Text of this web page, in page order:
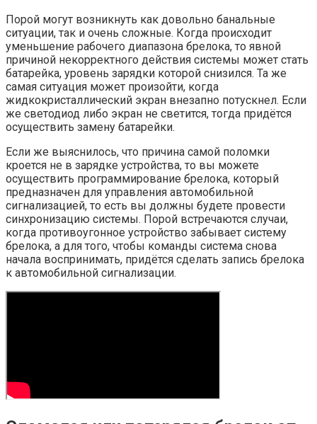
Порой могут возникнуть как довольно банальные
ситуации, так и очень сложные. Когда происходит
уменьшение рабочего диапазона брелока, то явной
причиной некорректного действия системы может стать
батарейка, уровень зарядки которой снизился. Та же
самая ситуация может произойти, когда
жидкокристаллический экран внезапно потускнел. Если
же светодиод либо экран не светится, тогда придётся
осуществить замену батарейки.
Если же выяснилось, что причина самой поломки
кроется не в зарядке устройства, то вы можете
осуществить программирование брелока, который
предназначен для управления автомобильной
сигнализацией, то есть вы должны будете провести
синхронизацию системы. Порой встречаются случаи,
когда противоугонное устройство забывает систему
брелока, а для того, чтобы команды система снова
начала воспринимать, придётся сделать запись брелока
к автомобильной сигнализации.